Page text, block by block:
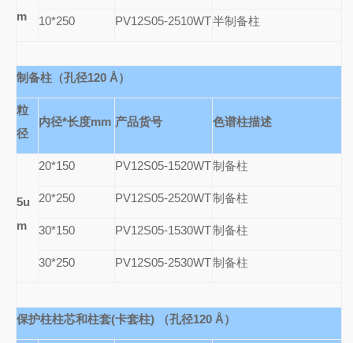
m
10*250 PV12S05-2510WT半制备柱
制备柱（孔径120 Å）
粒
径
内径*长度mm 产品货号 色谱柱描述
5u
m
20*150 PV12S05-1520WT制备柱
20*250 PV12S05-2520WT制备柱
30*150 PV12S05-1530WT制备柱
30*250 PV12S05-2530WT制备柱
保护柱柱芯和柱套(卡套柱) （孔径120 Å）